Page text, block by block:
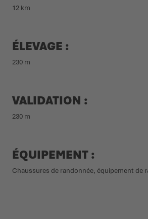
12 km
ÉLEVAGE :
230 m
VALIDATION :
230 m
ÉQUIPEMENT :
Chaussures de randonnée, équipement de